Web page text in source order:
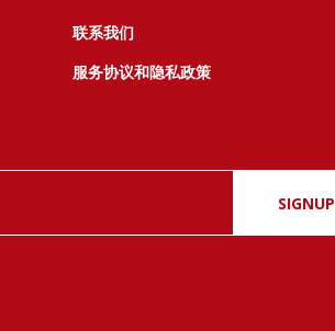
联系我们
服务协议和隐私政策
SIGNUP